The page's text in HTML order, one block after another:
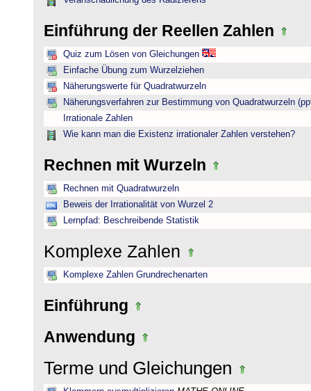
Einführung der Reellen Zahlen
Quiz zum Lösen von Gleichungen
Einfache Übung zum Wurzelziehen
Näherungswerte für Quadratwurzeln
Näherungsverfahren zur Bestimmung von Quadratwurzeln
Irrationale Zahlen
Wie kann man die Existenz irrationaler Zahlen verstehen?
Rechnen mit Wurzeln
Rechnen mit Quadratwurzeln
Beweis der Irrationalität von Wurzel 2
Lernpfad: Beschreibende Statistik
Komplexe Zahlen
Komplexe Zahlen Grundrechenarten
Einführung
Anwendung
Terme und Gleichungen